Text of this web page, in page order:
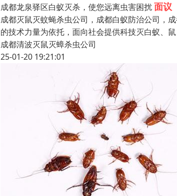
成都龙泉驿区白蚁灭杀，使您远离虫害困扰面议
成都灭鼠灭蚊蝇杀虫公司，成都白蚁防治公司，
的技术力量为依托，面向社会提供科技灭白蚁、
成都清波灭鼠灭蟑杀虫公司
25-01-20 19:21:01